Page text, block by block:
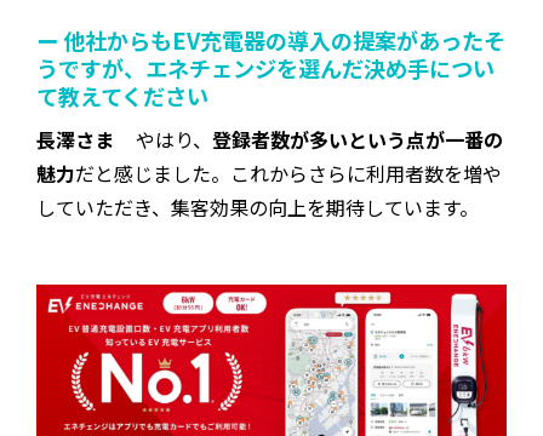
ー 他社からもEV充電器の導入の提案があったそ
うですが、エネチェンジを選んだ決め手につい
て教えてください
長澤さま やはり、 登録者数が多いという点が一番の
魅力だと感じました。これからさらに利用者数を増や
していただき、集客効果の向上を期待しています。